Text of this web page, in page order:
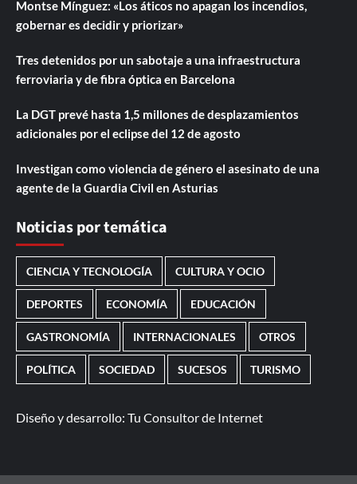
Montse Mínguez: «Los áticos no apagan los incendios,
gobernar es decidir y priorizar»
Tres detenidos por un sabotaje a una infraestructura
ferroviaria y de fibra óptica en Barcelona
La DGT prevé hasta 1,5 millones de desplazamientos
adicionales por el eclipse del 12 de agosto
Investigan como violencia de género el asesinato de una
agente de la Guardia Civil en Asturias
Noticias por temática
CIENCIA Y TECNOLOGÍA CULTURA Y OCIO
DEPORTES ECONOMÍA EDUCACIÓN
GASTRONOMÍA INTERNACIONALES OTROS
POLÍTICA SOCIEDAD SUCESOS TURISMO
Diseño y desarrollo: Tu Consultor de Internet